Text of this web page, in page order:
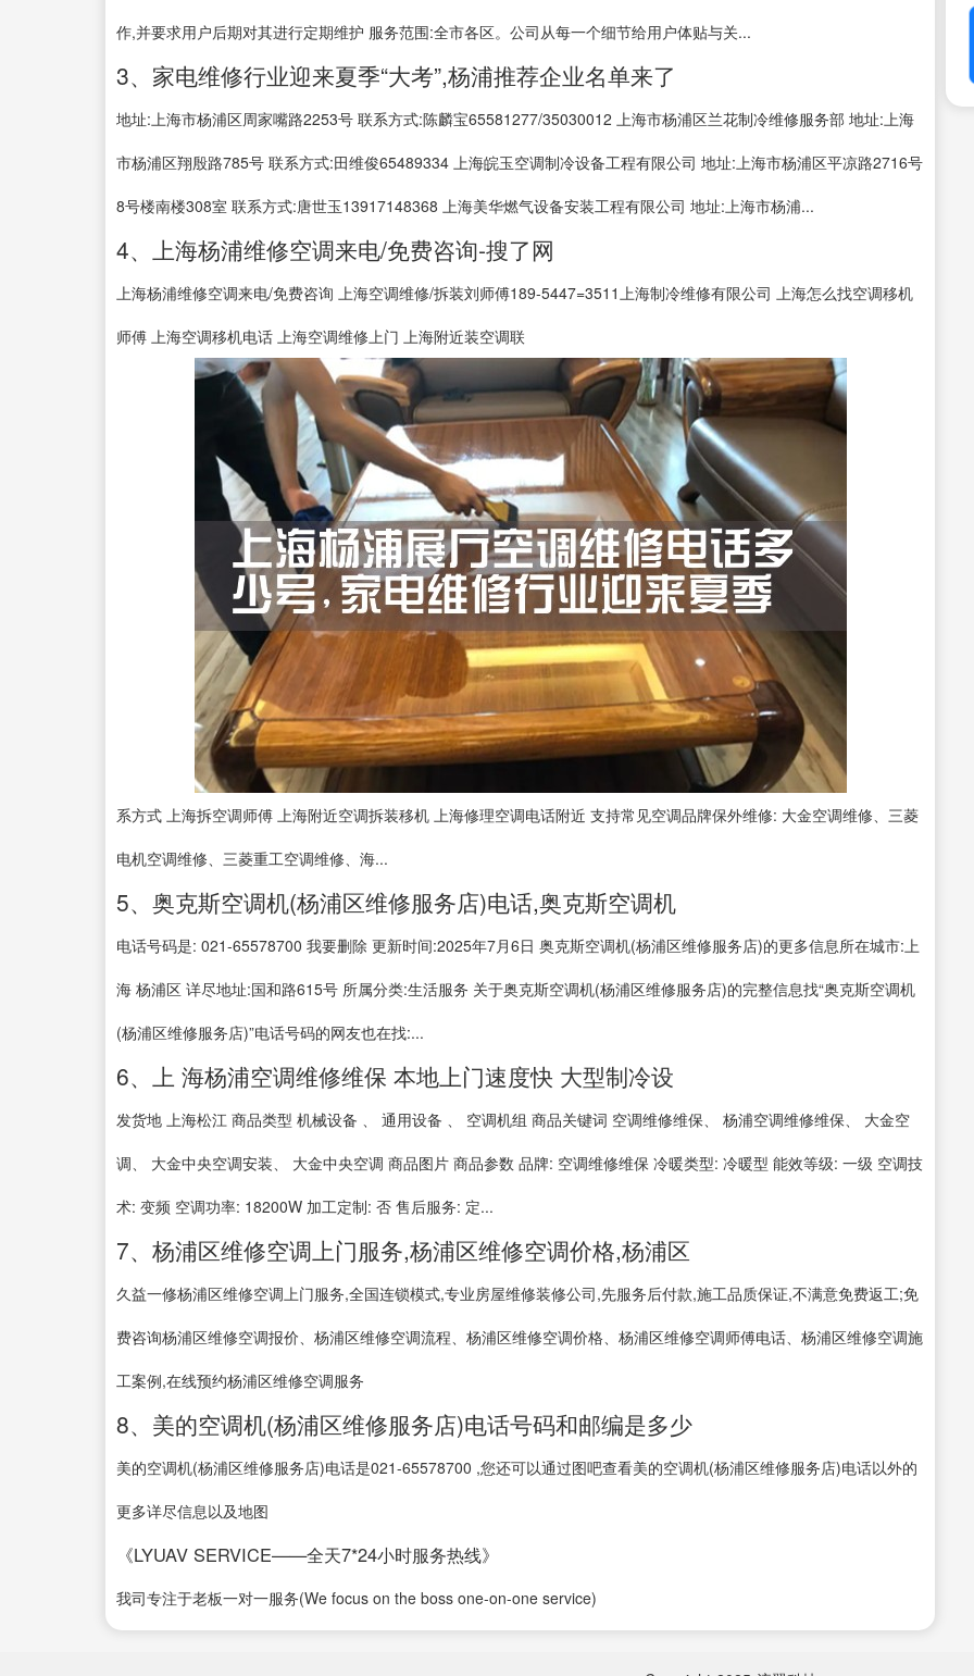
作,并要求用户后期对其进行定期维护 服务范围:全市各区。公司从每一个细节给用户体贴与关...
3、家电维修行业迎来夏季“大考”,杨浦推荐企业名单来了
地址:上海市杨浦区周家嘴路2253号 联系方式:陈麟宝65581277/35030012 上海市杨浦区兰花制冷维修服务部 地址:上海
市杨浦区翔殷路785号 联系方式:田维俊65489334 上海皖玉空调制冷设备工程有限公司 地址:上海市杨浦区平凉路2716号
8号楼南楼308室 联系方式:唐世玉13917148368 上海美华燃气设备安装工程有限公司 地址:上海市杨浦...
4、上海杨浦维修空调来电/免费咨询-搜了网
上海杨浦维修空调来电/免费咨询 上海空调维修/拆装刘师傅189-5447=3511上海制冷维修有限公司 上海怎么找空调移机
师傅 上海空调移机电话 上海空调维修上门 上海附近装空调联
系方式 上海拆空调师傅 上海附近空调拆装移机 上海修理空调电话附近 支持常见空调品牌保外维修: 大金空调维修、三菱
电机空调维修、三菱重工空调维修、海...
5、奥克斯空调机(杨浦区维修服务店)电话,奥克斯空调机
电话号码是: 021-65578700 我要删除 更新时间:2025年7月6日 奥克斯空调机(杨浦区维修服务店)的更多信息所在城市:上
海 杨浦区 详尽地址:国和路615号 所属分类:生活服务 关于奥克斯空调机(杨浦区维修服务店)的完整信息找“奥克斯空调机
(杨浦区维修服务店)”电话号码的网友也在找:...
6、上 海杨浦空调维修维保 本地上门速度快 大型制冷设
发货地 上海松江 商品类型 机械设备 、 通用设备 、 空调机组 商品关键词 空调维修维保、 杨浦空调维修维保、 大金空
调、 大金中央空调安装、 大金中央空调 商品图片 商品参数 品牌: 空调维修维保 冷暖类型: 冷暖型 能效等级: 一级 空调技
术: 变频 空调功率: 18200W 加工定制: 否 售后服务: 定...
7、杨浦区维修空调上门服务,杨浦区维修空调价格,杨浦区
久益一修杨浦区维修空调上门服务,全国连锁模式,专业房屋维修装修公司,先服务后付款,施工品质保证,不满意免费返工;免
费咨询杨浦区维修空调报价、杨浦区维修空调流程、杨浦区维修空调价格、杨浦区维修空调师傅电话、杨浦区维修空调施
工案例,在线预约杨浦区维修空调服务
8、美的空调机(杨浦区维修服务店)电话号码和邮编是多少
美的空调机(杨浦区维修服务店)电话是021-65578700 ,您还可以通过图吧查看美的空调机(杨浦区维修服务店)电话以外的
更多详尽信息以及地图
《LYUAV SERVICE——全天7*24小时服务热线》
我司专注于老板一对一服务(We focus on the boss one-on-one service)